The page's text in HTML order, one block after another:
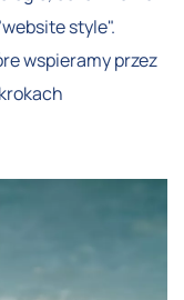
style".
wspieramy przez